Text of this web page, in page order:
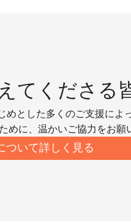
てくださる
とした多くのご支援によ
めに、温かいご協力をお願
ついて詳しく見る